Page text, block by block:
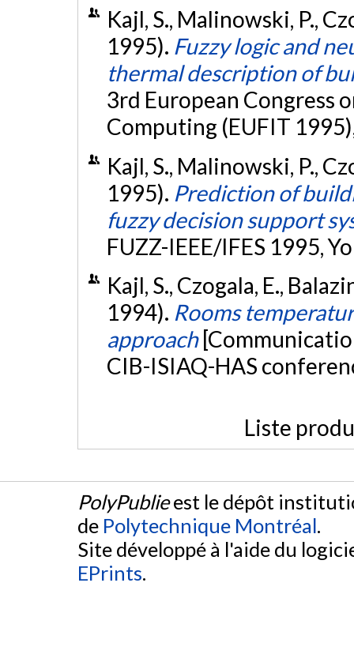
Kajl, S., Malinowski, P.,
1995). Fuzzy logic and
thermal description of
3rd European Congress
Computing (EUFIT
Kajl, S., Malinowski, P.,
1995). Prediction of
fuzzy decision support
FUZZ-IEEE/IFES 1995,
Kajl, S., Czogala, E.,
1994). Rooms
approach
CIB-ISIAQ-HAS
Liste
PolyPublieest le dépôt
de Polytechnique Montréal.
Site développé à l'aide du
EPrints.